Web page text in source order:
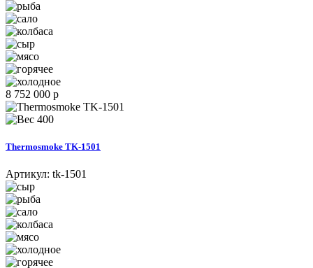
8 752 000 р
400
Thermosmoke TK-1501
Артикул: tk-1501